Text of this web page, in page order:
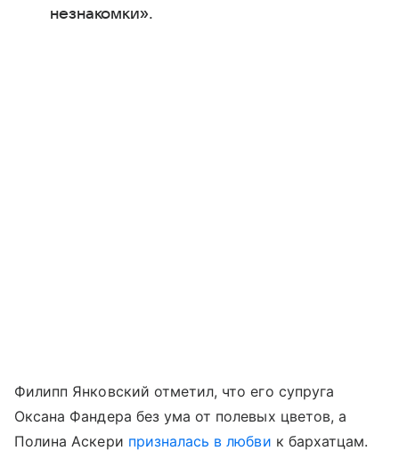
незнакомки».
Филипп Янковский отметил, что его cупруга
Оксана Фандера без ума от полевых цветов, а
Полина Аскери призналась в любви к бархатцам.